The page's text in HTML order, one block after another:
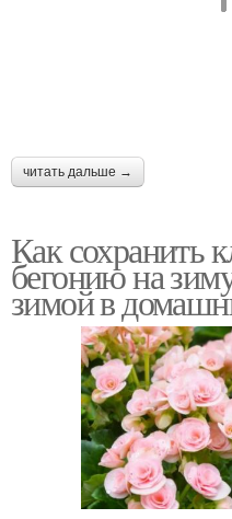
читать дальше →
Как сохранить
бегонию на
зимой в